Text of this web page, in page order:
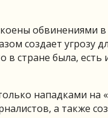
обвинениями в
создает угрозу
в стране была, есть
нападками на
а также